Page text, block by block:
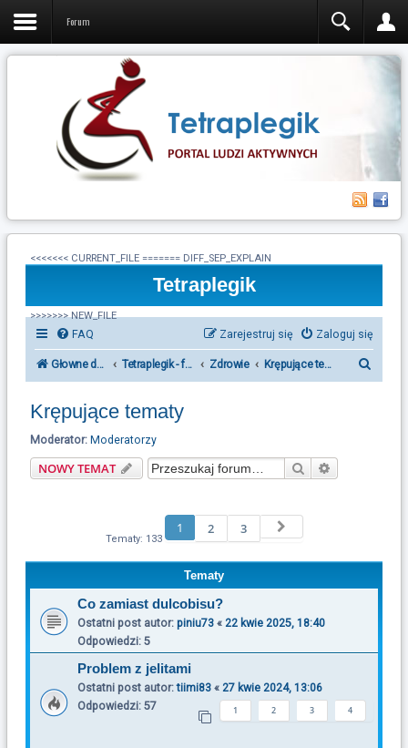
Forum
<<<<<<< CURRENT_FILE ======= DIFF_SEP_EXPLAIN
Tetraplegik
>>>>>>> NEW_FILE
FAQ Zaloguj się
Zarejestruj się
Głowne działy forum Tetraplegik
Tetraplegik - forum ludzi po urazie rdzenia kręgowego
Zdrowie Krępujące tematy
Krępujące tematy
Moderator: Moderatorzy
NOWY TEMAT Szukaj
Tematy: 133
1 2 3
Tematy
Co zamiast dulcobisu?
Ostatni post autor: piniu73 « 22 kwie 2025, 18:40
Odpowiedzi: 5
Problem z jelitami
Ostatni post autor:tiimi83 « 27 kwie 2024, 13:06
Odpowiedzi: 57 1 2 3 4